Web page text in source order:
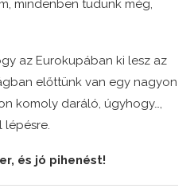
mindenben tudunk még,
az Eurokupában ki lesz az
előttünk van egy nagyon
komoly daráló, úgyhogy…,
lépésre.
és jó pihenést!